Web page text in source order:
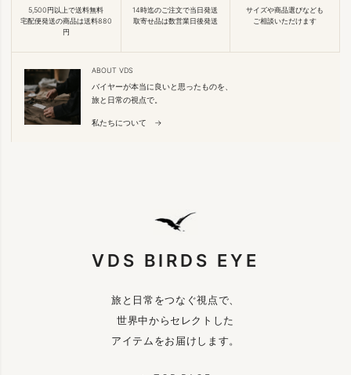
5,500円以上で送料無料
宅配便発送の商品は送料880
円
14時迄のご注文で当日発送
取寄せ品は数営業日後発送
サイズや商品選びなども
ご相談いただけます
ABOUT VDS
バイヤーが本当に良いと思ったものを、
旅と日常の視点で。
私たちについて →
VDS BIRDS EYE
旅と日常をつなぐ視点で、
世界中からセレクトした
アイテムをお届けします。